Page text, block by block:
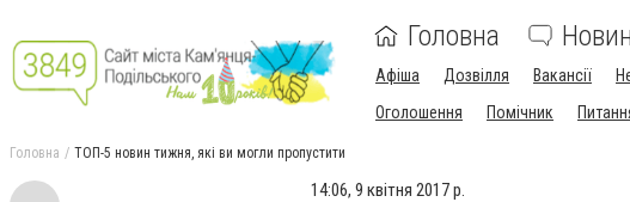
Головна
Афіша Дозвілля Вакансії
Оголошення
Помічник
Головна ТОП-5 новин тижня, які ви могли пропустити
14:06, 9 квітня 2017 р.